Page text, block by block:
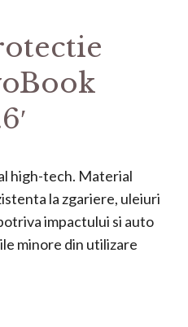
high-tech. Material
la zgariere, uleiuri
impactului si auto
minore din utilizare